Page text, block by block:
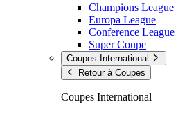
Champions League
Europa League
Conference League
Super Coupe
Coupes International
Retour à Coupes
Coupes International